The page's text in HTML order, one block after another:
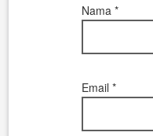
Nama*
Email*